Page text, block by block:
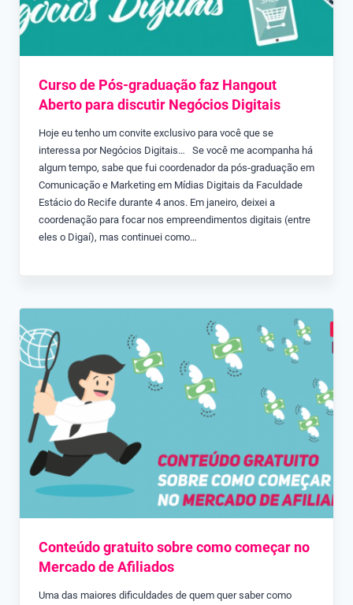
Curso de Pós-graduação faz Hangout
Aberto para discutir Negócios Digitais
Hoje eu tenho um convite exclusivo para você que se
interessa por Negócios Digitais… Se você me acompanha há
algum tempo, sabe que fui coordenador da pós-graduação em
Comunicação e Marketing em Mídias Digitais da Faculdade
Estácio do Recife durante 4 anos. Em janeiro, deixei a
coordenação para focar nos empreendimentos digitais (entre
eles o Digaí), mas continuei como…
Conteúdo gratuito sobre como começar no
Mercado de Afiliados
Uma das maiores dificuldades de quem quer saber como